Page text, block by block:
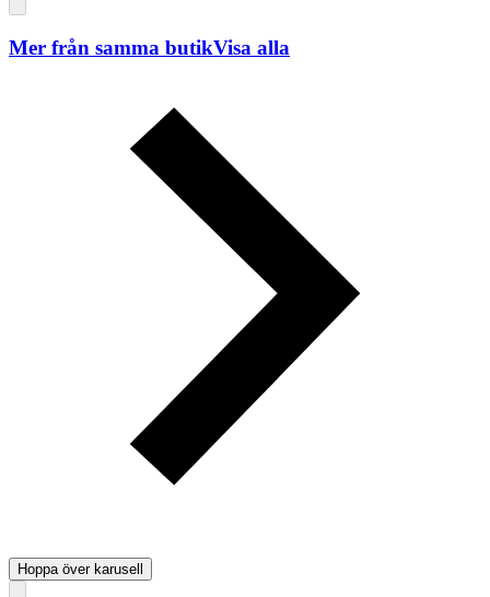
Mer från samma butikVisa alla
Hoppa över karusell